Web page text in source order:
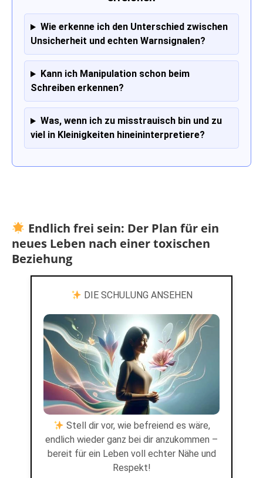
Wie erkenne ich den Unterschied zwischen
Unsicherheit und echten Warnsignalen?
Kann ich Manipulation schon beim
Schreiben erkennen?
Was, wenn ich zu misstrauisch bin und zu
viel in Kleinigkeiten hineininterpretiere?
Endlich frei sein: Der Plan für ein
neues Leben nach einer toxischen
Beziehung
DIE SCHULUNG ANSEHEN
Stell dir vor, wie befreiend es wäre,
endlich wieder ganz bei dir anzukommen –
bereit für ein Leben voll echter Nähe und
Respekt!